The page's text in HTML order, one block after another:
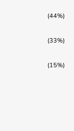
(44%)
(33%)
(15%)